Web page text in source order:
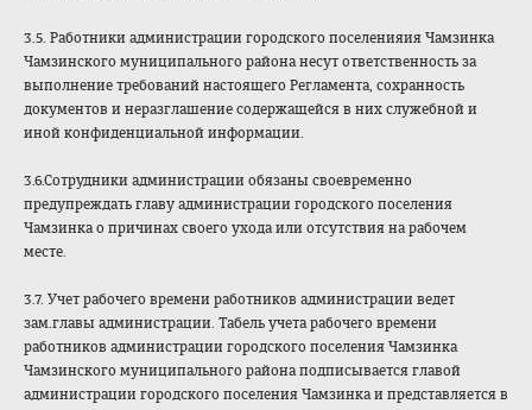
3.5. Работники администрации городского поселенияия Чамзинка
Чамзинского муниципального района несут ответственность за
выполнение требований настоящего Регламента, сохранность
документов и неразглашение содержащейся в них служебной и
иной конфиденциальной информации.
3.6.Сотрудники администрации обязаны своевременно
предупреждать главу администрации городского поселения
Чамзинка о причинах своего ухода или отсутствия на рабочем
месте.
3.7. Учет рабочего времени работников администрации ведет
зам.главы администрации. Табель учета рабочего времени
работников администрации городского поселения Чамзинка
Чамзинского муниципального района подписывается главой
администрации городского поселения Чамзинка и представляется в